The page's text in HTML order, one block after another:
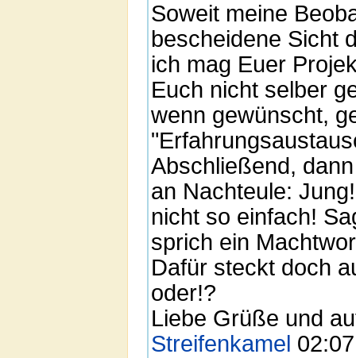
Soweit meine
bescheidene Sicht
ich mag Euer
Euch nicht selber
wenn gewünscht,
Abschließend,
an Nachteule:
nicht so einfach!
sprich ein
Dafür steckt doch
oder!?
Liebe Grüße und
Streifenkamel